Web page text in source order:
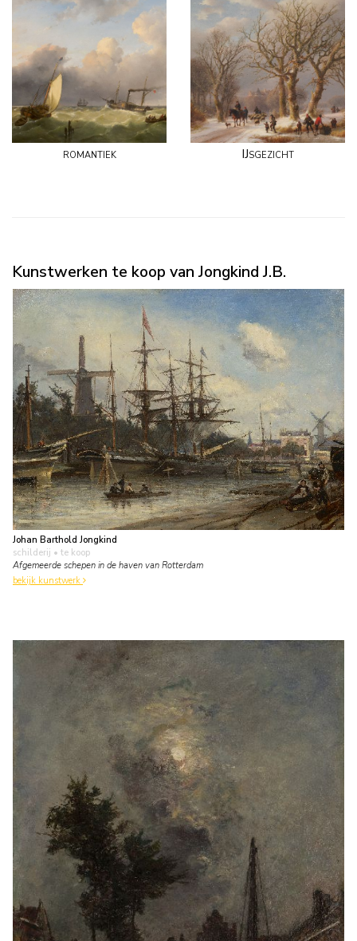
romantiek IJsgezicht
Kunstwerken te koop van Jongkind J.B.
Johan Barthold Jongkind
schilderij • te koop
Afgemeerde schepen in de haven van Rotterdam
bekijk kunstwerk